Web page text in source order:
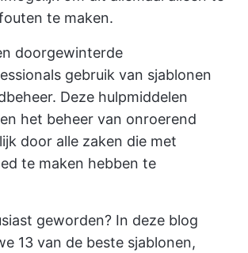
te maken.
doorgewinterde
gebruik van sjablonen
Deze hulpmiddelen
het beheer van onroerend
door alle zaken die met
te maken hebben te
geworden? In deze blog
13 van de beste sjablonen,